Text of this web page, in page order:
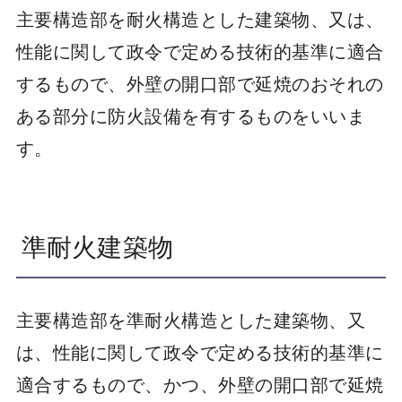
主要構造部を耐火構造とした建築物、又は、
性能に関して政令で定める技術的基準に適合
するもので、外壁の開口部で延焼のおそれの
ある部分に防火設備を有するものをいいま
す。
準耐火建築物
主要構造部を準耐火構造とした建築物、又
は、性能に関して政令で定める技術的基準に
適合するもので、かつ、外壁の開口部で延焼